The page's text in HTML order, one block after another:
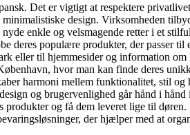
Det er vigtigt at respektere
design. Virksomheden
enkle og velsmagende retter i et
deres populære produkter, der passer til
eller til hjemmesider og information om
hvor man kan finde deres
harmoni mellem funktionalitet, stil og
og brugervenlighed går hånd i hånd
og få dem leveret lige til døren.
der hjælper med at